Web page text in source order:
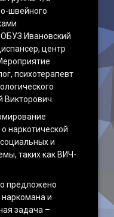
швейного
ОБУЗ Ивановский
центр
психотерапевт
Викторович.
наркотической
и
таких как ВИЧ-
предложено
наркомана и
задача –